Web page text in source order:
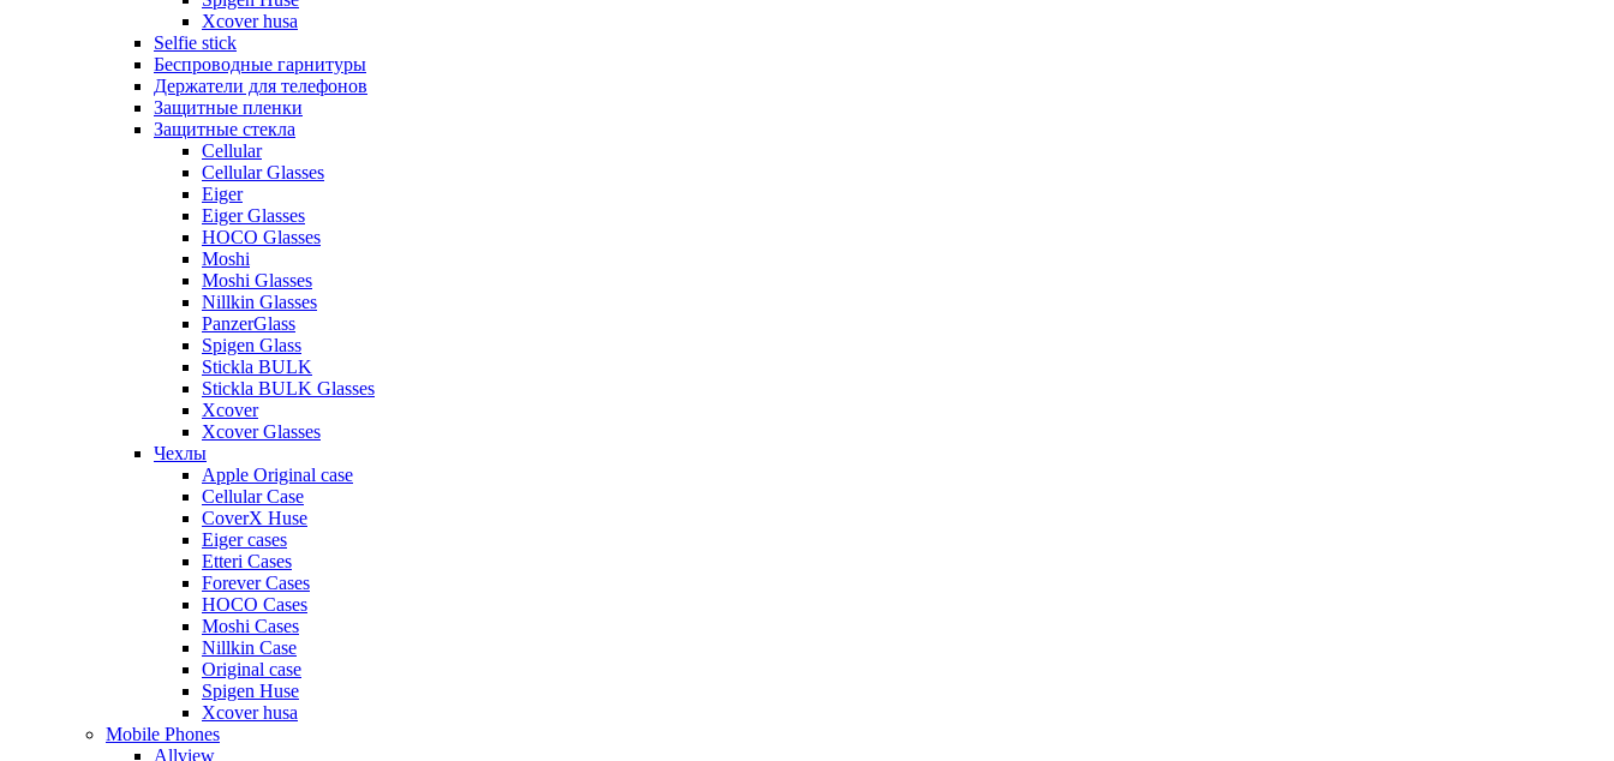
Xcover husa
Selfie stick
Беспроводные гарнитуры
Держатели для телефонов
Защитные пленки
Защитные стекла
Cellular
Cellular Glasses
Eiger
Eiger Glasses
HOCO Glasses
Moshi
Moshi Glasses
Nillkin Glasses
PanzerGlass
Spigen Glass
Stickla BULK
Stickla BULK Glasses
Xcover
Xcover Glasses
Чехлы
Apple Original case
Cellular Case
CoverX Huse
Eiger cases
Etteri Cases
Forever Cases
HOCO Cases
Moshi Cases
Nillkin Case
Original case
Spigen Huse
Xcover husa
Mobile Phones
Allview